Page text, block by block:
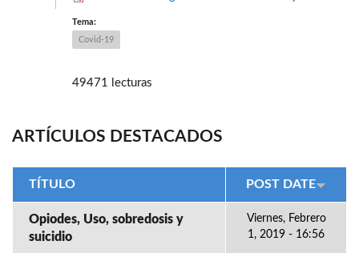
Tema:
Covid-19
49471 lecturas
ARTÍCULOS DESTACADOS
TÍTULO POST DATE
Opiodes, Uso, sobredosis y
suicidio
Viernes, Febrero
1, 2019 - 16:56